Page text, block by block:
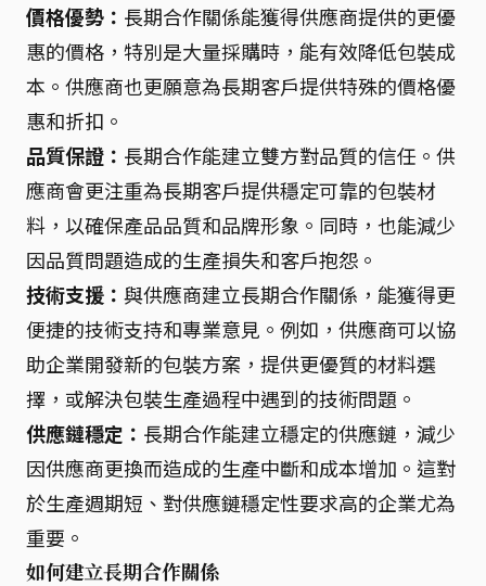
價格優勢： 長期合作關係能獲得供應商提供的更優
惠的價格，特別是大量採購時，能有效降低包裝成
本。供應商也更願意為長期客戶提供特殊的價格優
惠和折扣。
品質保證： 長期合作能建立雙方對品質的信任。供
應商會更注重為長期客戶提供穩定可靠的包裝材
料，以確保產品品質和品牌形象。同時，也能減少
因品質問題造成的生產損失和客戶抱怨。
技術支援： 與供應商建立長期合作關係，能獲得更
便捷的技術支持和專業意見。例如，供應商可以協
助企業開發新的包裝方案，提供更優質的材料選
擇，或解決包裝生產過程中遇到的技術問題。
供應鏈穩定： 長期合作能建立穩定的供應鏈，減少
因供應商更換而造成的生產中斷和成本增加。這對
於生產週期短、對供應鏈穩定性要求高的企業尤為
重要。
如何建立長期合作關係